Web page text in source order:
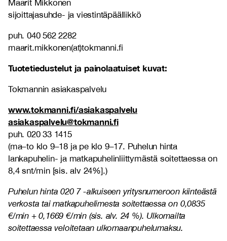
Maarit Mikkonen
sijoittajasuhde- ja viestintäpäällikkö
puh. 040 562 2282
maarit.mikkonen(at)tokmanni.fi
Tuotetiedustelut ja painolaatuiset kuvat:
Tokmannin asiakaspalvelu
www.tokmanni.fi/asiakaspalvelu
asiakaspalvelu@tokmanni.fi
puh. 020 33 1415
(ma–to klo 9–18 ja pe klo 9–17. Puhelun hinta
lankapuhelin- ja matkapuhelinliittymästä soitettaessa on
8,4 snt/min [sis. alv 24%].)
Puhelun hinta 020 7 -alkuiseen yritysnumeroon kiinteästä
verkosta tai matkapuhelimesta soitettaessa on 0,0835
€/min + 0,1669 €/min (sis. alv. 24 %). Ulkomailta
soitettaessa veloitetaan ulkomaanpuhelumaksu.